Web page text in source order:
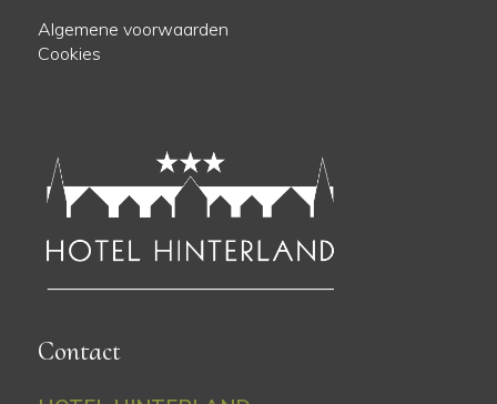
Algemene voorwaarden
Cookies
Contact